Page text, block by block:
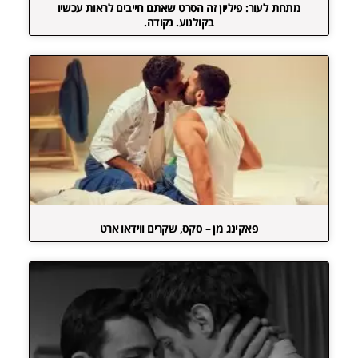
מתחת לעור: פיליון זה הסרט שאתם חייבים לראות עכשיו
בקולנוע. נקודה.
פאקינג מן – סקס, שקרים ווידאו ארט